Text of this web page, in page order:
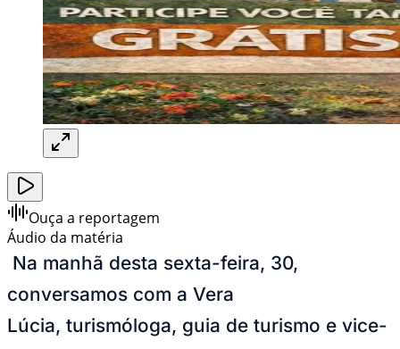
Ouça a reportagem
Áudio da matéria
Na manhã desta sexta-feira, 30,
conversamos com a Vera
Lúcia, turismóloga, guia de turismo e vice-